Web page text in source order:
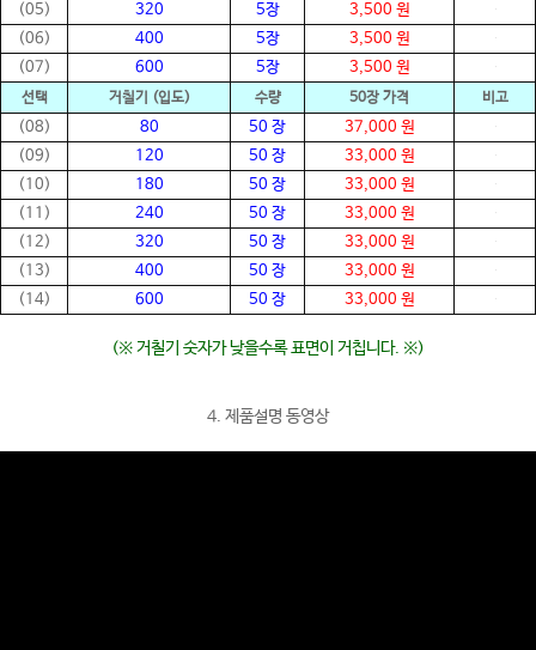
(05)
320 5 장
3,500 원
(06)
400 5 장
3,500 원
(07)
600 5 장 3,500 원
선택 거칠기 (입도) 수량 50장 가격 비고
(08) 80 50 장
37,000 원
(09)
120 50 장
33,000 원
(10)
180 50 장
33,000 원
(11)
240 50 장
33,000 원
(12)
320 50 장
33,000 원
(13)
400 50 장
33,000 원
(14)
600 50 장 33,000 원
(※ 거칠기 숫자가 낮을수록 표면이 거칩니다. ※)
4. 제품설명 동영상